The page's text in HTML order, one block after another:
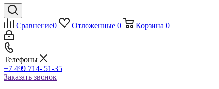
Сравнение0 Отложенные 0 Корзина 0
Телефоны
+7 499 714- 51-35
Заказать звонок